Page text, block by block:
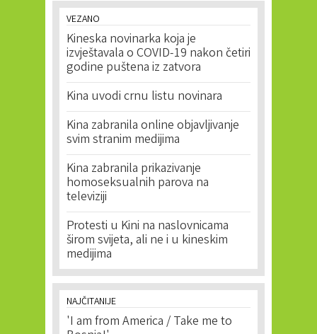
VEZANO
Kineska novinarka koja je
izvještavala o COVID-19 nakon četiri
godine puštena iz zatvora
Kina uvodi crnu listu novinara
Kina zabranila online objavljivanje
svim stranim medijima
Kina zabranila prikazivanje
homoseksualnih parova na
televiziji
Protesti u Kini na naslovnicama
širom svijeta, ali ne i u kineskim
medijima
NAJČITANIJE
'I am from America / Take me to